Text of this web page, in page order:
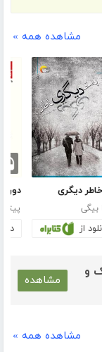
مشاهده همه »
دیگری
بیگی
از
پیتر
و
مشاهده
مشاهده همه »